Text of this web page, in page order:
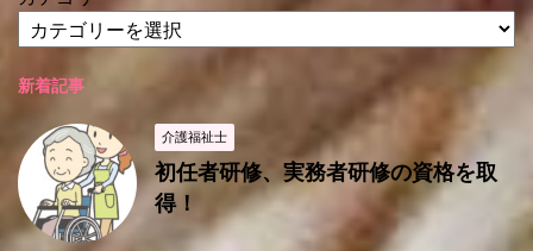
新着記事
介護福祉士
初任者研修、実務者研修の資格を取
得！